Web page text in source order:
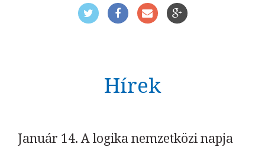
Hírek
Január 14. A logika nemzetközi napja